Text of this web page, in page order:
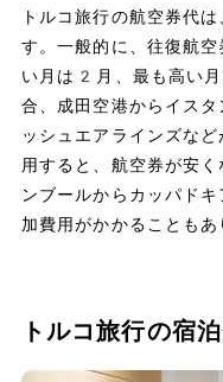
トルコ旅行の航空券代
す。一般的に、往復航
い月は2月、最も高い
合、成田空港からイス
ッシュエアラインズな
用すると、航空券が安
ンブールからカッパド
加費用がかかることもあ
トルコ旅行の宿